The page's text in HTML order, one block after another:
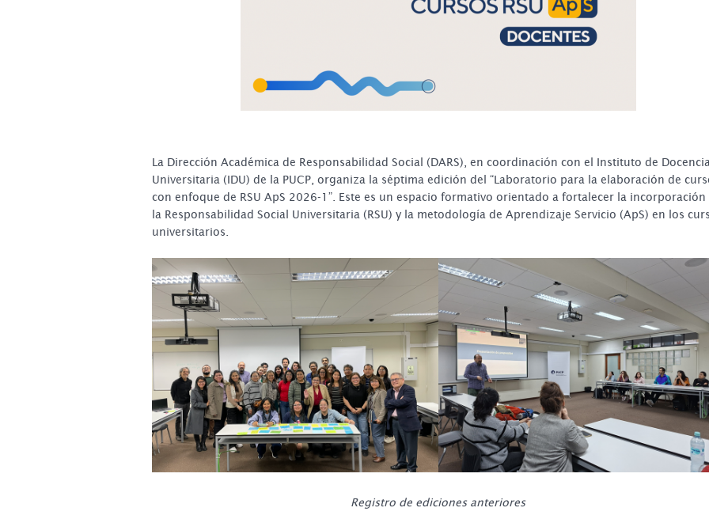
La Dirección Académica de Responsabilidad Social (DARS), en coordinación con el Instituto de
Universitaria (IDU) de la PUCP, organiza la séptima edición del “Laboratorio para la elaboración de
con enfoque de RSU ApS 2026-1”. Este es un espacio formativo orientado a fortalecer la incorporación
la Responsabilidad Social Universitaria (RSU) y la metodología de Aprendizaje Servicio (ApS) en los
universitarios.
Registro de ediciones anteriores